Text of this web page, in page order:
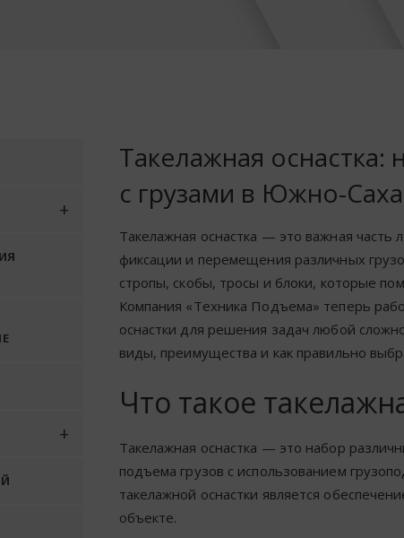
Такелажная оснастка:
с грузами в Южно-
Такелажная оснастка — это важная часть
фиксации и перемещения различных
стропы, скобы, тросы и блоки, которые
Компания «Техника Подъема» теперь
оснастки для решения задач любой
виды, преимущества и как правильно
Что такое
Такелажная оснастка — это набор
подъема грузов с использованием
такелажной оснастки является
объекте.